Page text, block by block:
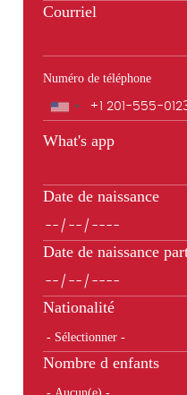
Courriel
Numéro de téléphone
Téléphone
What's app
Date de naissance
Date de naissance
Nationalité
Nombre d enfants